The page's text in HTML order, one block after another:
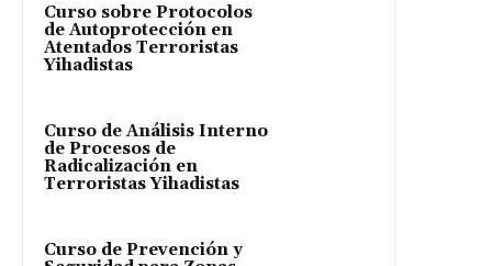
Curso sobre Protocolos
de Autoprotección en
Atentados Terroristas
Yihadistas
Curso de Análisis Interno
de Procesos de
Radicalización en
Terroristas Yihadistas
Curso de Prevención y